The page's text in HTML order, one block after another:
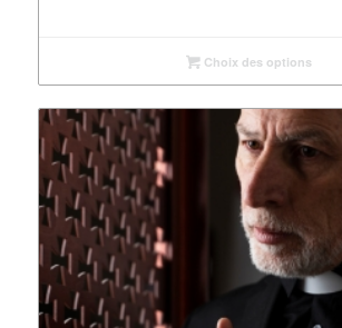
Choix des options